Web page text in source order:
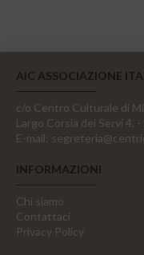
AIC ASSOCIAZIONE
c/o Centro Culturale di
Largo Corsia dei Servi 4,
E-mail:
INFORMAZIONI
Chi siamo
Contattaci
Privacy Policy